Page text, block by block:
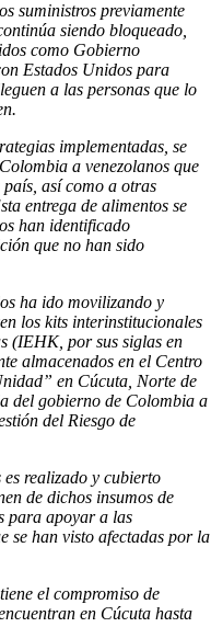
suministros previamente
siendo bloqueado,
como Gobierno
Estados Unidos para
a las personas que lo
implementadas, se
a venezolanos que
así como a otras
entrega de alimentos se
han identificado
que no han sido
ha ido movilizando y
los kits interinstitucionales
(IEHK, por sus siglas en
almacenados en el Centro
en Cúcuta, Norte de
del gobierno de Colombia a
del Riesgo de
es realizado y cubierto
de dichos insumos de
para apoyar a las
se han visto afectadas por la
el compromiso de
en Cúcuta hasta